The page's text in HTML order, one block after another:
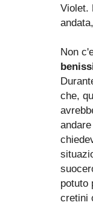
Violet.
Non
che,
potuto
cretini